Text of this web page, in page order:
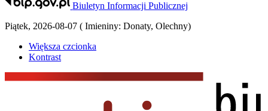
Biuletyn Informacji Publicznej
Piątek, 2026-08-07 ( Imieniny: Donaty, Olechny)
Większa czcionka
Kontrast